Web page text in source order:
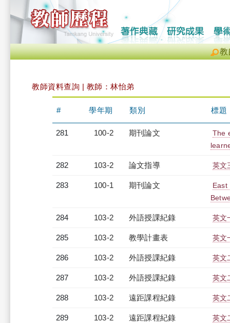
教
教師資料查詢 | 教師：林怡弟
# 學年期 類別 標題
281 100-2 期刊論文
The
282 103-2 論文指導 英文
283 100-1 期刊論文
East
284 103-2 外語授課紀錄 英文
285 103-2 教學計畫表 英文
286 103-2 外語授課紀錄 英文
287 103-2 外語授課紀錄 英文
288 103-2 遠距課程紀錄 英文
289 103-2 遠距課程紀錄 英文